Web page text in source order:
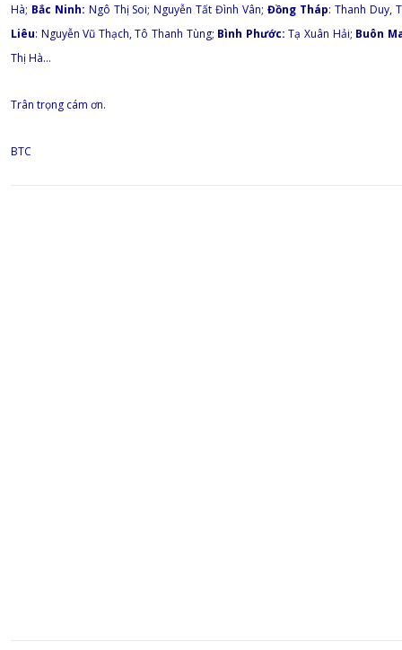
Hà; Bắc Ninh: Ngô Thị Soi; Nguyễn Tất Đình Vân; Đồng Tháp: Thanh Duy,
Liêu: Nguyễn Vũ Thạch, Tô Thanh Tùng; Bình Phước:Tạ Xuân Hải; Buôn
Thị Hà…
Trân trọng cám ơn.
BTC